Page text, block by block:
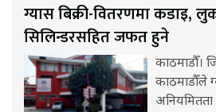
ग्यास बिक्री-वितरणमा कडाइ,
सिलिन्डरसहित जफत हुने
काठमाडौँ।
काठमाडौँले